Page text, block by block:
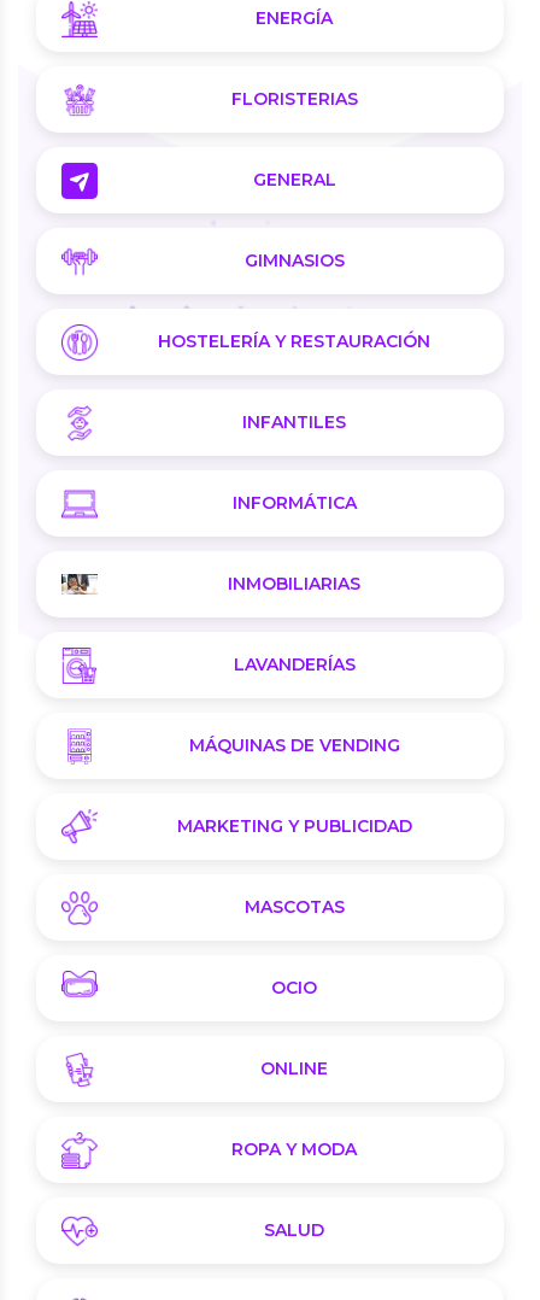
ENERGÍA
FLORISTERIAS
GENERAL
GIMNASIOS
HOSTELERÍA Y RESTAURACIÓN
INFANTILES
INFORMÁTICA
INMOBILIARIAS
LAVANDERÍAS
MÁQUINAS DE VENDING
MARKETING Y PUBLICIDAD
MASCOTAS
OCIO
ONLINE
ROPA Y MODA
SALUD